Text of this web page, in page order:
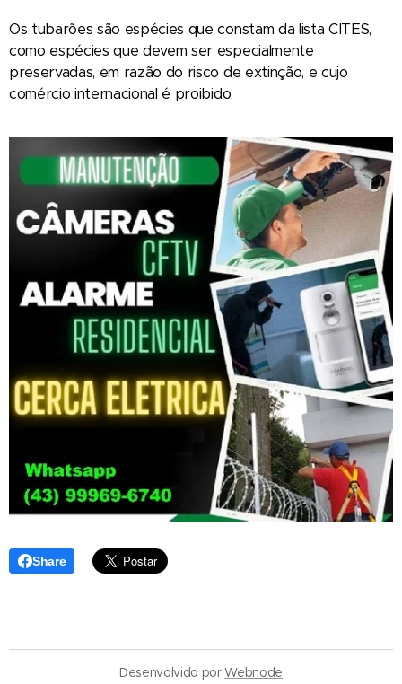
Os tubarões são espécies que constam da lista CITES,
como espécies que devem ser especialmente
preservadas, em razão do risco de extinção, e cujo
comércio internacional é proibido.
Share
Desenvolvido porWebnode